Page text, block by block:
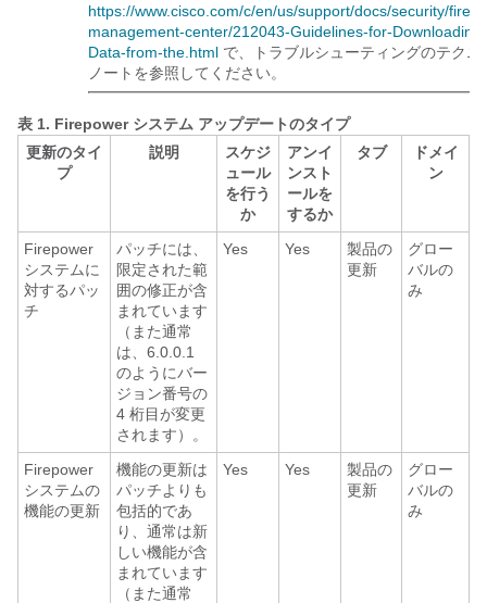
https://www.cisco.com/c/en/us/support/docs/security/
management-center/212043-Guidelines-for-Downloading-
Data-from-the.html で、トラブルシューティングのテクニ
ノートを参照してください。
表 1. Firepower システム アップデートのタイプ
更新のタイ
プ
説明
スケジ
ュール
を行う
か
アンイ
ンスト
ールを
するか
タブ
ドメイ
ン
Firepower
システムに
対するパッ
チ
パッチには、
限定された範
囲の修正が含
まれています
（また通常
は、6.0.0.1
のようにバー
ジョン番号の
4 桁目が変更
されます）。
Yes Yes
製品の
更新
グロー
バルの
み
Firepower
システムの
機能の更新
機能の更新は
パッチよりも
包括的であ
り、通常は新
しい機能が含
まれています
（また通常
Yes Yes
製品の
更新
グロー
バルの
み